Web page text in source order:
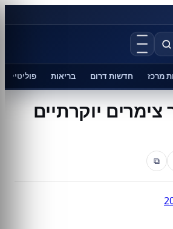
מרכז חדשות דרום בריאות פוליטיקה
צימרים יוקרתיים
⧉